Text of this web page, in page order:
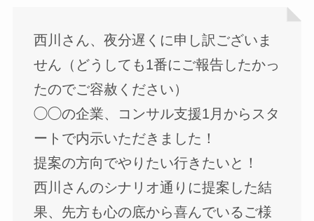
西川さん、夜分遅くに申し訳ございま
せん（どうしても1番にご報告したかっ
たのでご容赦ください）
◯◯の企業、コンサル支援1月からスタ
ートで内示いただきました！
提案の方向でやりたい行きたいと！
西川さんのシナリオ通りに提案した結
果、先方も心の底から喜んでいるご様